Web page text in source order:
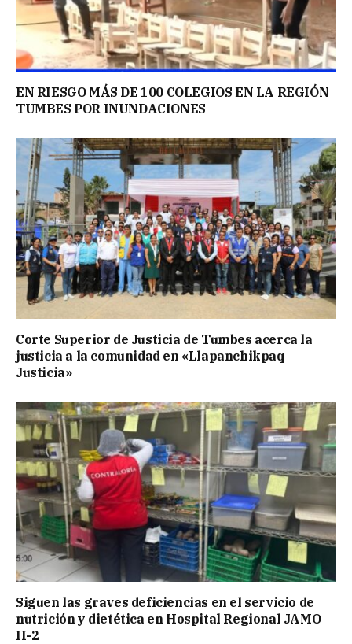
EN RIESGO MÁS DE 100 COLEGIOS EN LA REGIÓN
TUMBES POR INUNDACIONES
Corte Superior de Justicia de Tumbes acerca la
justicia a la comunidad en «Llapanchikpaq
Justicia»
Siguen las graves deficiencias en el servicio de
nutrición y dietética en Hospital Regional JAMO
II-2